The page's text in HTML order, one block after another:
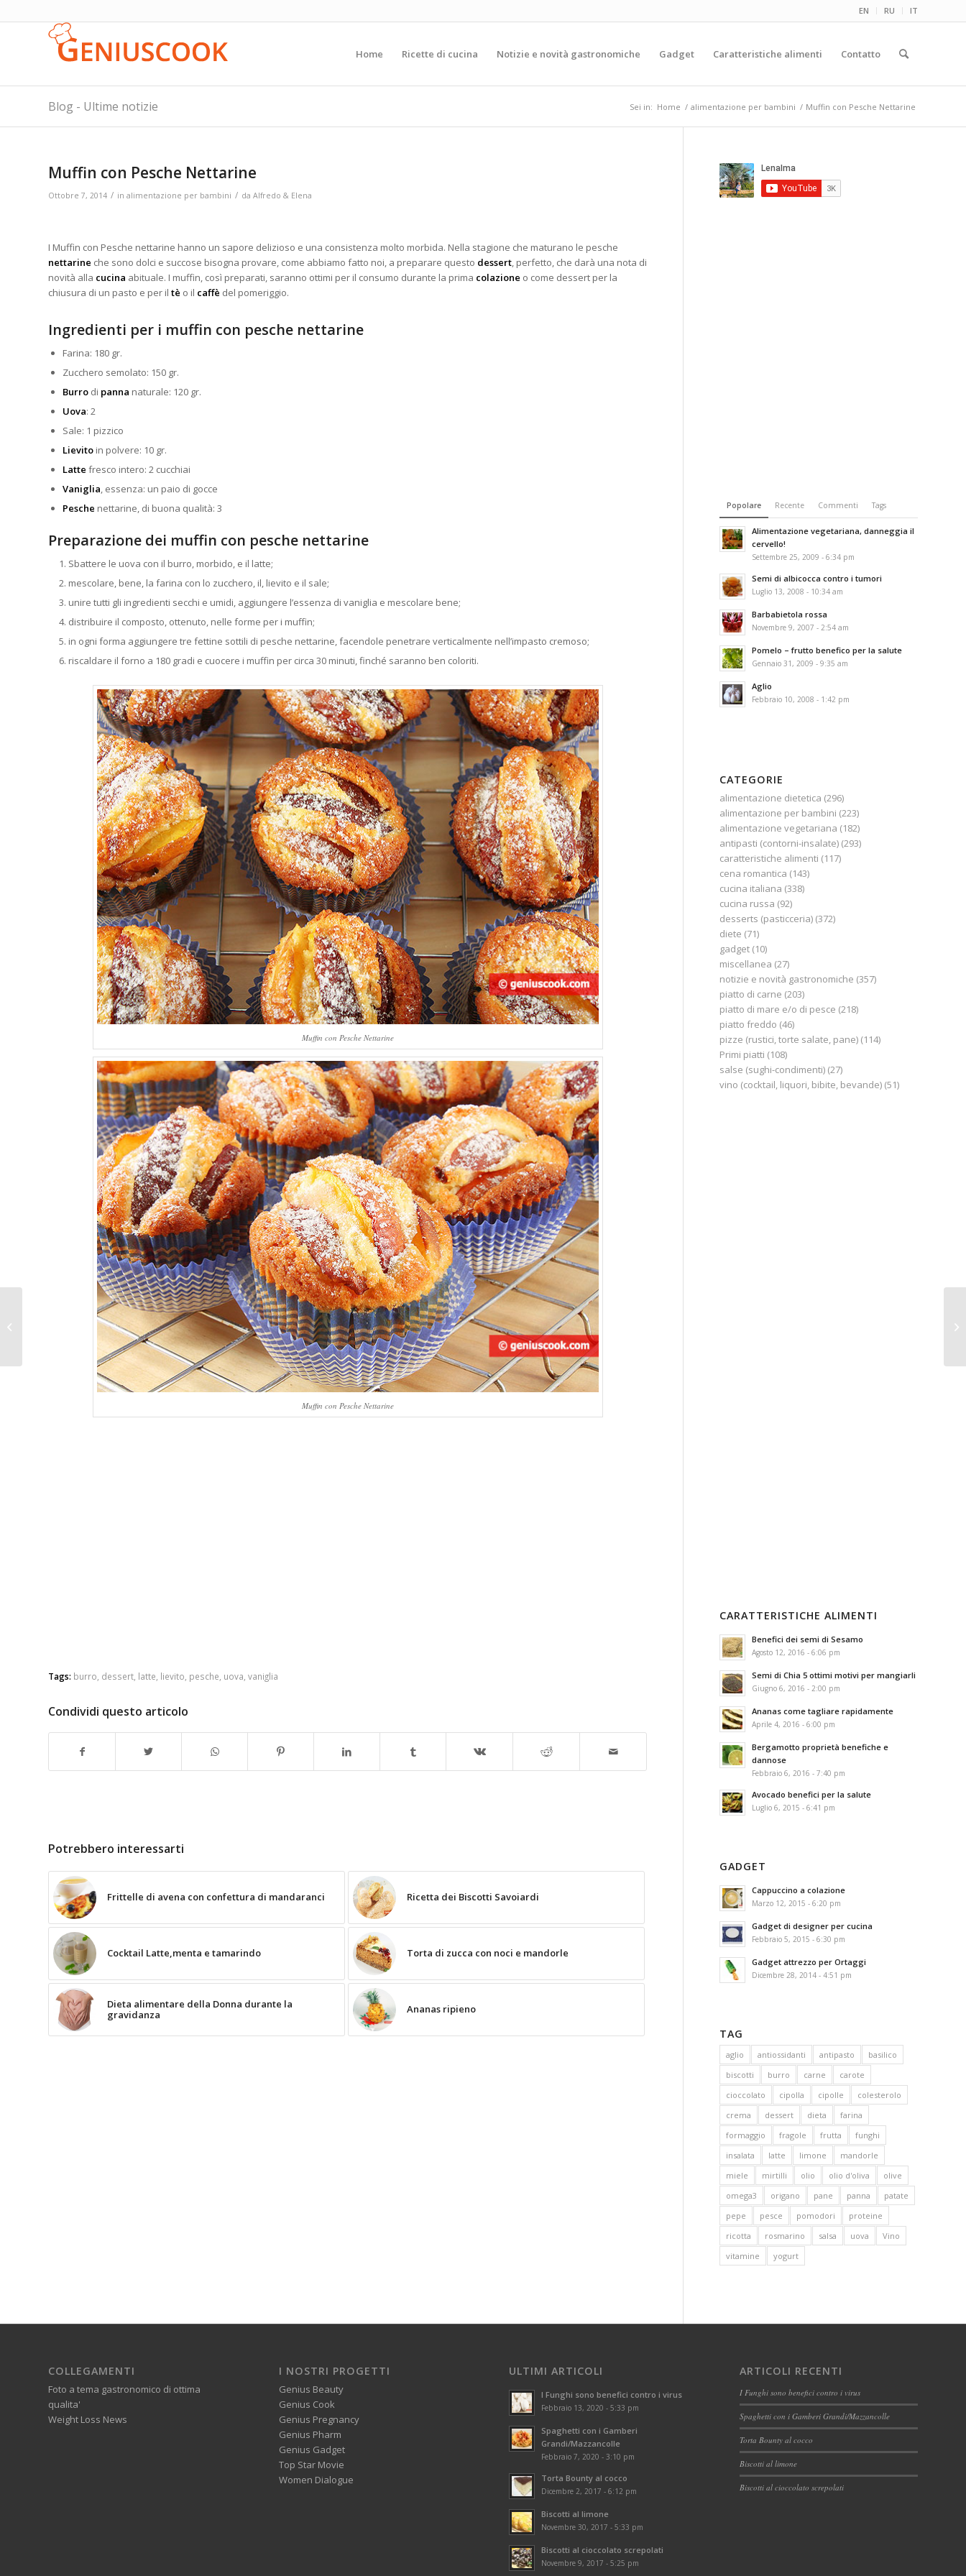
EN RU IT
Home Ricette di cucina Notizie e novità gastronomiche Gadget Caratteristiche alimenti Contatto
Blog - Ultime notizie Sei in: Home / alimentazione per bambini / Muffin con Pesche Nettarine
Muffin con Pesche Nettarine
Ottobre 7, 2014 / in alimentazione per bambini / da Alfredo & Elena
I Muffin con Pesche nettarine hanno un sapore delizioso e una consistenza molto morbida. Nella stagione che maturano le pesche
nettarine che sono dolci e succose bisogna provare, come abbiamo fatto noi, a preparare questo dessert, perfetto, che darà una nota di
novità alla cucina abituale. I muffin, così preparati, saranno ottimi per il consumo durante la prima colazione o come dessert per la
chiusura di un pasto e per il tè o il caffè del pomeriggio.
Ingredienti per i muffin con pesche nettarine
Farina: 180 gr.
Zucchero semolato: 150 gr.
Burro di panna naturale: 120 gr.
Uova: 2
Sale: 1 pizzico
Lievito in polvere: 10 gr.
Latte fresco intero: 2 cucchiai
Vaniglia, essenza: un paio di gocce
Pesche nettarine, di buona qualità: 3
Preparazione dei muffin con pesche nettarine
Sbattere le uova con il burro, morbido, e il latte;
mescolare, bene, la farina con lo zucchero, il, lievito e il sale;
unire tutti gli ingredienti secchi e umidi, aggiungere l’essenza di vaniglia e mescolare bene;
distribuire il composto, ottenuto, nelle forme per i muffin;
in ogni forma aggiungere tre fettine sottili di pesche nettarine, facendole penetrare verticalmente nell’impasto cremoso;
riscaldare il forno a 180 gradi e cuocere i muffin per circa 30 minuti, finché saranno ben coloriti.
Muffin con Pesche Nettarine
Muffin con Pesche Nettarine
Tags: burro dessert latte lievito pesche uova vaniglia
Condividi questo articolo
Potrebbero interessarti
Frittelle di avena con confettura di mandaranci Ricetta dei Biscotti Savoiardi
Cocktail Latte,menta e tamarindo Torta di zucca con noci e mandorle
Dieta alimentare della Donna durante la
gravidanza
Ananas ripieno
Popolare Recente Commenti Tags
Alimentazione vegetariana, danneggia il
cervello!
Settembre 25, 2009 - 6:34 pm
Semi di albicocca contro i tumori
Luglio 13, 2008 - 10:34 am
Barbabietola rossa
Novembre 9, 2007 - 2:54 am
Pomelo – frutto benefico per la salute
Gennaio 31, 2009 - 9:35 am
Aglio
Febbraio 10, 2008 - 1:42 pm
CATEGORIE
alimentazione dietetica (296)
alimentazione per bambini (223)
alimentazione vegetariana (182)
antipasti (contorni-insalate) (293)
caratteristiche alimenti (117)
cena romantica (143)
cucina italiana (338)
cucina russa (92)
desserts (pasticceria) (372)
diete (71)
gadget (10)
miscellanea (27)
notizie e novità gastronomiche (357)
piatto di carne (203)
piatto di mare e/o di pesce (218)
piatto freddo (46)
pizze (rustici, torte salate, pane) (114)
Primi piatti (108)
salse (sughi-condimenti) (27)
vino (cocktail, liquori, bibite, bevande) (51)
CARATTERISTICHE ALIMENTI
Benefici dei semi di Sesamo
Agosto 12, 2016 - 6:06 pm
Semi di Chia 5 ottimi motivi per mangiarli
Giugno 6, 2016 - 2:00 pm
Ananas come tagliare rapidamente
Aprile 4, 2016 - 6:00 pm
Bergamotto proprietà benefiche e
dannose
Febbraio 6, 2016 - 7:40 pm
Avocado benefici per la salute
Luglio 6, 2015 - 6:41 pm
GADGET
Cappuccino a colazione
Marzo 12, 2015 - 6:20 pm
Gadget di designer per cucina
Febbraio 5, 2015 - 6:30 pm
Gadget attrezzo per Ortaggi
Dicembre 28, 2014 - 4:51 pm
TAG
aglio antiossidanti antipasto
basilico
biscotti
burro carne
carote
cioccolato
cipolla cipolle
colesterolo
crema
dessert dieta
farina
formaggio
fragole frutta
funghi
insalata
latte limone
mandorle
miele
mirtilli olio olio d'oliva
olive
omega3
origano pane panna
patate
pepe
pesce pomodori
proteine
ricotta
rosmarino salsa uova
Vino
vitamine
yogurt
COLLEGAMENTI
Foto a tema gastronomico di ottima
qualita'
Weight Loss News
I NOSTRI PROGETTI
Genius Beauty
Genius Cook
Genius Pregnancy
Genius Pharm
Genius Gadget
Top Star Movie
Women Dialogue
ULTIMI ARTICOLI
I Funghi sono benefici contro i virus
Febbraio 13, 2020 - 5:33 pm
Spaghetti con i Gamberi
Grandi/Mazzancolle
Febbraio 7, 2020 - 3:10 pm
Torta Bounty al cocco
Dicembre 2, 2017 - 6:12 pm
Biscotti al limone
Novembre 30, 2017 - 5:33 pm
Biscotti al cioccolato screpolati
Novembre 9, 2017 - 5:25 pm
ARTICOLI RECENTI
I Funghi sono benefici contro i virus
Spaghetti con i Gamberi Grandi/Mazzancolle
Torta Bounty al cocco
Biscotti al limone
Biscotti al cioccolato screpolati
Limonata con Lamponi